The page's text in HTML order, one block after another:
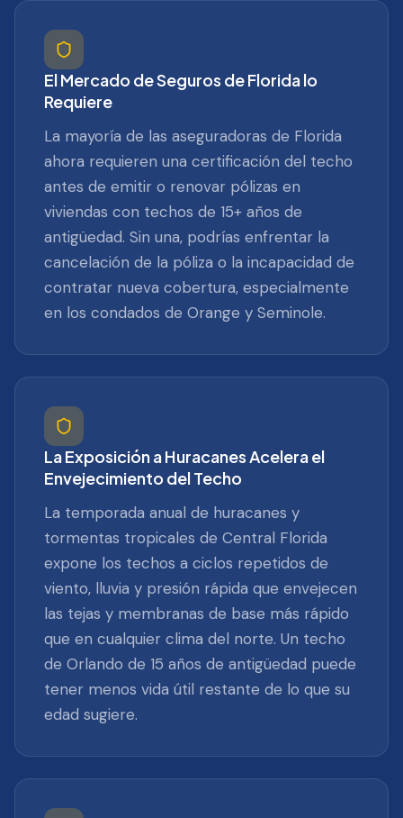
El Mercado de Seguros de Florida lo
Requiere
La mayoría de las aseguradoras de Florida
ahora requieren una certificación del techo
antes de emitir o renovar pólizas en
viviendas con techos de 15+ años de
antigüedad. Sin una, podrías enfrentar la
cancelación de la póliza o la incapacidad de
contratar nueva cobertura, especialmente
en los condados de Orange y Seminole.
La Exposición a Huracanes Acelera el
Envejecimiento del Techo
La temporada anual de huracanes y
tormentas tropicales de Central Florida
expone los techos a ciclos repetidos de
viento, lluvia y presión rápida que envejecen
las tejas y membranas de base más rápido
que en cualquier clima del norte. Un techo
de Orlando de 15 años de antigüedad puede
tener menos vida útil restante de lo que su
edad sugiere.